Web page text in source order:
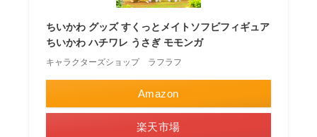
ちいかわ グッズ すくっとメイトソフビフィギュア
ちいかわ ハチワレ うさぎ モモンガ
キャラクターズショップ ラフラフ
Amazon
楽天市場